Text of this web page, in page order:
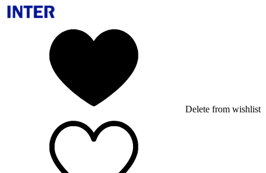
Delete from wishlist